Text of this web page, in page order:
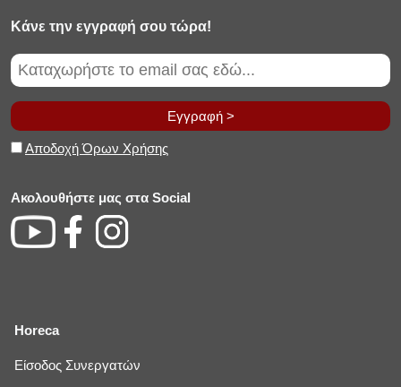
Κάνε την εγγραφή σου τώρα!
Εγγραφή >
Αποδοχή Όρων Χρήσης
Ακολουθήστε μας στα Social
Horeca
Είσοδος Συνεργατών